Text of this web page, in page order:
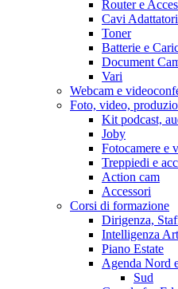
Router e
Cavi
Toner
Batterie e
Document
Vari
Webcam e
Foto, video,
Kit podcast,
Joby
Fotocamere e
Treppiedi e
Action cam
Accessori
Corsi di formazione
Dirigenza,
Intelligenza
Piano Estate
Agenda Nord
Sud